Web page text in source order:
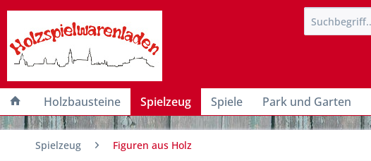
Holzbausteine Spielzeug Spiele Park und Garten
Spielzeug Figuren aus Holz